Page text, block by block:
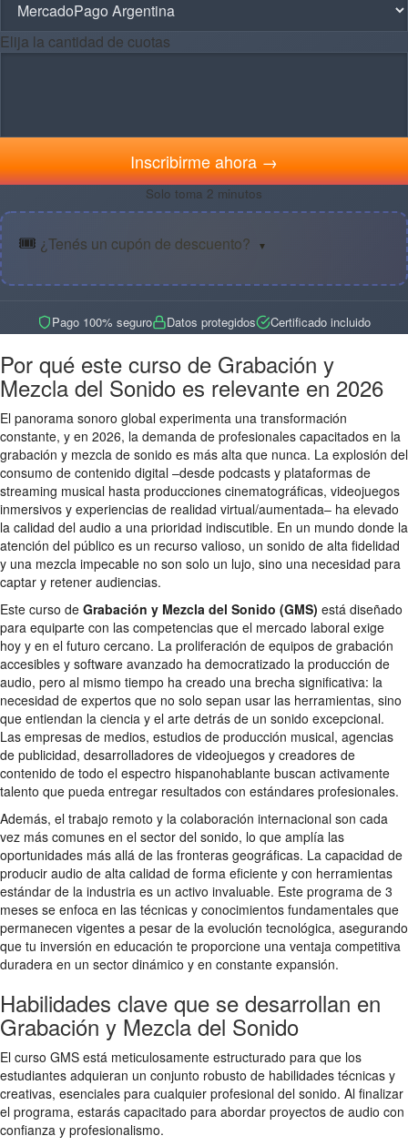
Elija la cantidad de cuotas
Inscribirme ahora →
Solo toma 2 minutos
🎟️ ¿Tenés un cupón de descuento? ▼
Pago 100% seguro Datos protegidos Certificado incluido
Por qué este curso de Grabación y
Mezcla del Sonido es relevante en 2026
El panorama sonoro global experimenta una transformación
constante, y en 2026, la demanda de profesionales capacitados en la
grabación y mezcla de sonido es más alta que nunca. La explosión del
consumo de contenido digital –desde podcasts y plataformas de
streaming musical hasta producciones cinematográficas, videojuegos
inmersivos y experiencias de realidad virtual/aumentada– ha elevado
la calidad del audio a una prioridad indiscutible. En un mundo donde la
atención del público es un recurso valioso, un sonido de alta fidelidad
y una mezcla impecable no son solo un lujo, sino una necesidad para
captar y retener audiencias.
Este curso de Grabación y Mezcla del Sonido (GMS) está diseñado
para equiparte con las competencias que el mercado laboral exige
hoy y en el futuro cercano. La proliferación de equipos de grabación
accesibles y software avanzado ha democratizado la producción de
audio, pero al mismo tiempo ha creado una brecha significativa: la
necesidad de expertos que no solo sepan usar las herramientas, sino
que entiendan la ciencia y el arte detrás de un sonido excepcional.
Las empresas de medios, estudios de producción musical, agencias
de publicidad, desarrolladores de videojuegos y creadores de
contenido de todo el espectro hispanohablante buscan activamente
talento que pueda entregar resultados con estándares profesionales.
Además, el trabajo remoto y la colaboración internacional son cada
vez más comunes en el sector del sonido, lo que amplía las
oportunidades más allá de las fronteras geográficas. La capacidad de
producir audio de alta calidad de forma eficiente y con herramientas
estándar de la industria es un activo invaluable. Este programa de 3
meses se enfoca en las técnicas y conocimientos fundamentales que
permanecen vigentes a pesar de la evolución tecnológica, asegurando
que tu inversión en educación te proporcione una ventaja competitiva
duradera en un sector dinámico y en constante expansión.
Habilidades clave que se desarrollan en
Grabación y Mezcla del Sonido
El curso GMS está meticulosamente estructurado para que los
estudiantes adquieran un conjunto robusto de habilidades técnicas y
creativas, esenciales para cualquier profesional del sonido. Al finalizar
el programa, estarás capacitado para abordar proyectos de audio con
confianza y profesionalismo.